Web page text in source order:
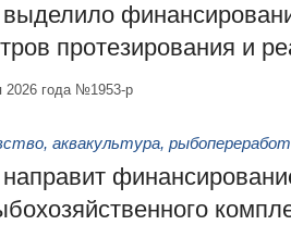
протезирования и
2026 года №1953-р
аквакультура,